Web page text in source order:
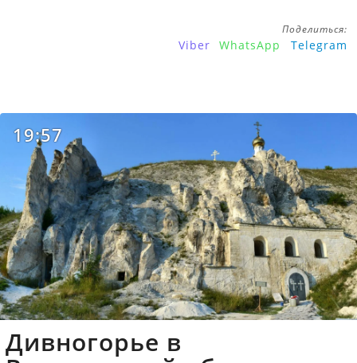
Поделиться:
Viber WhatsApp Telegram
19:57
Дивногорье в